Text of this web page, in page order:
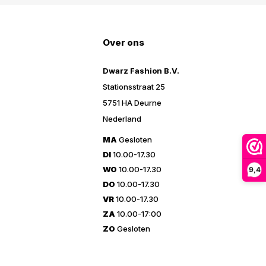
9,4
Over ons
Dwarz Fashion B.V.
Stationsstraat 25
5751 HA Deurne
Nederland
MA Gesloten
DI10.00-17.30
WO 10.00-17.30
DO 10.00-17.30
VR10.00-17.30
ZA 10.00-17:00
ZO Gesloten